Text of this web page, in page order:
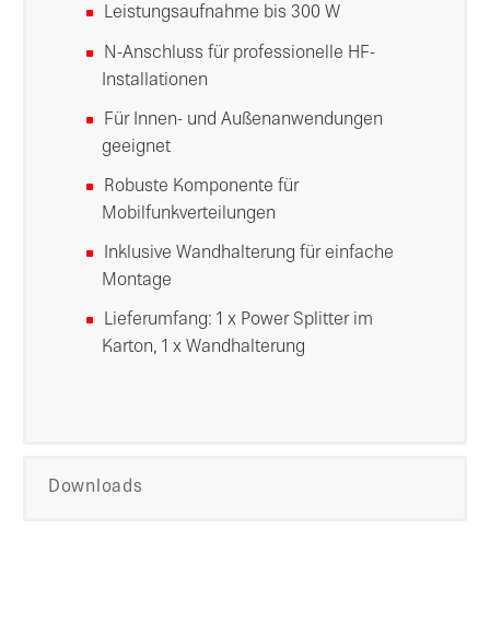
Leistungsaufnahme bis 300 W
N-Anschluss für professionelle HF-
Installationen
Für Innen- und Außenanwendungen
geeignet
Robuste Komponente für
Mobilfunkverteilungen
Inklusive Wandhalterung für einfache
Montage
Lieferumfang: 1 x Power Splitter im
Karton, 1 x Wandhalterung
Downloads